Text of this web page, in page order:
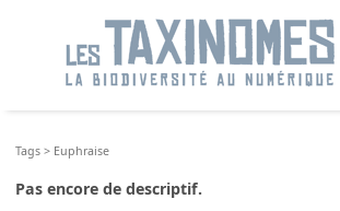
Tags > Euphraise
Pas encore de descriptif.